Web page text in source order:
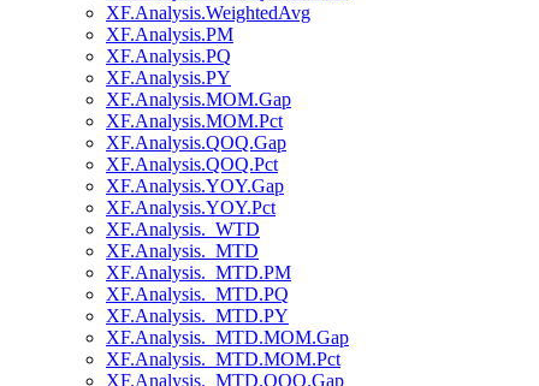
XF.Analysis.WeightedAvg
XF.Analysis.PM
XF.Analysis.PQ
XF.Analysis.PY
XF.Analysis.MOM.Gap
XF.Analysis.MOM.Pct
XF.Analysis.QOQ.Gap
XF.Analysis.QOQ.Pct
XF.Analysis.YOY.Gap
XF.Analysis.YOY.Pct
XF.Analysis._WTD
XF.Analysis._MTD
XF.Analysis._MTD.PM
XF.Analysis._MTD.PQ
XF.Analysis._MTD.PY
XF.Analysis._MTD.MOM.Gap
XF.Analysis._MTD.MOM.Pct
XF.Analysis._MTD.QOQ.Gap